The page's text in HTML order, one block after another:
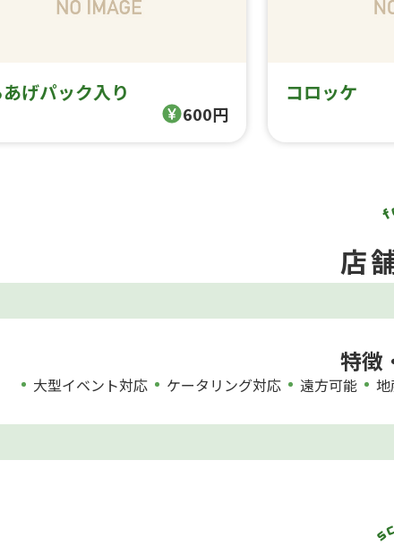
げパック入り
600円
コロッケ
店
特徴
大型イベント対応 ケータリング対応 遠方可能 地